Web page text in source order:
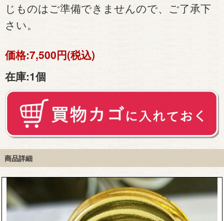
じものはご準備できませんので、ご了承下
さい。
価格:7,500円(税込)
在庫:1個
商品詳細